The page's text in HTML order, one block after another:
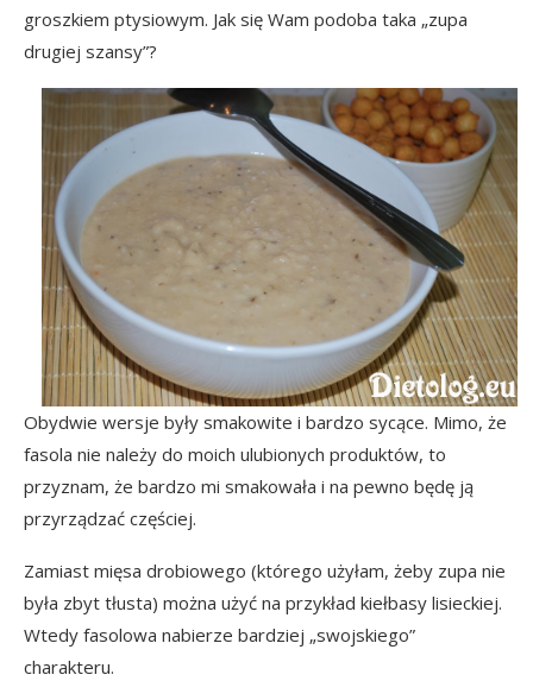
groszkiem ptysiowym. Jak się Wam podoba taka „zupa
drugiej szansy”?
Obydwie wersje były smakowite i bardzo sycące. Mimo, że
fasola nie należy do moich ulubionych produktów, to
przyznam, że bardzo mi smakowała i na pewno będę ją
przyrządzać częściej.
Zamiast mięsa drobiowego (którego użyłam, żeby zupa nie
była zbyt tłusta) można użyć na przykład kiełbasy lisieckiej.
Wtedy fasolowa nabierze bardziej „swojskiego”
charakteru.